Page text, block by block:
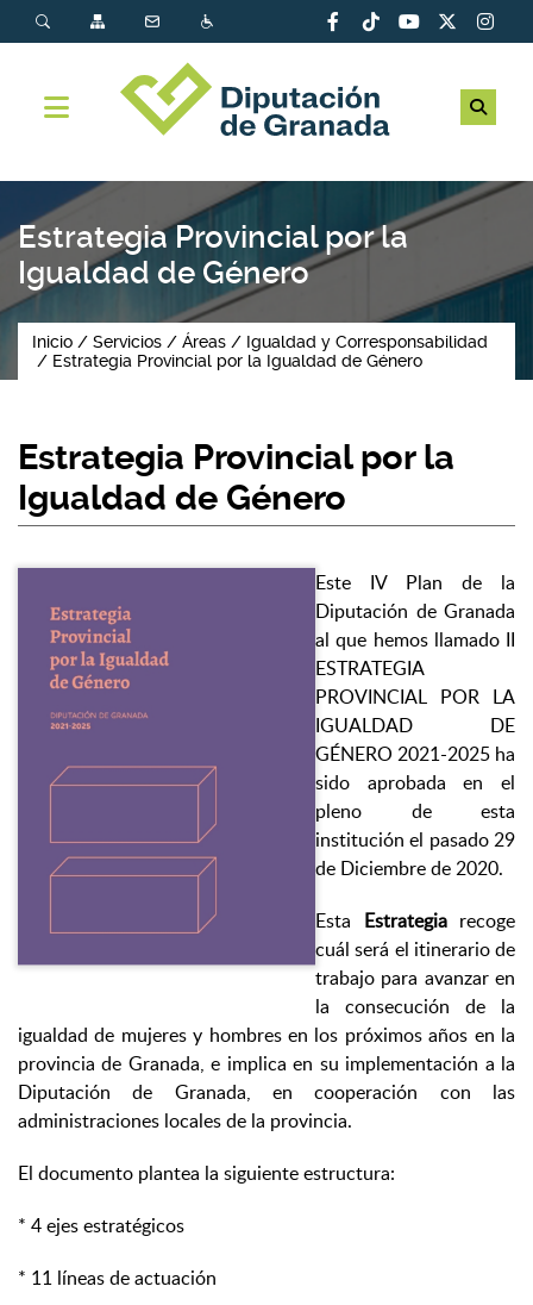
Estrategia Provincial por la
Igualdad de Género
Inicio Servicios Áreas
Igualdad y Corresponsabilidad
Estrategia Provincial por la Igualdad de Género
Estrategia Provincial por la
Igualdad de Género
Este IV Plan de la
Diputación de Granada
al que hemos llamado II
ESTRATEGIA
PROVINCIAL POR LA
IGUALDAD DE
GÉNERO 2021-2025 ha
sido aprobada en el
pleno de esta
institución el pasado 29
de Diciembre de 2020.
Esta Estrategiarecoge
cuál será el itinerario de
trabajo para avanzar en
la consecución de la
igualdad de mujeres y hombres en los próximos años en la
provincia de Granada, e implica en su implementación a la
Diputación de Granada, en cooperación con las
administraciones locales de la provincia.
El documento plantea la siguiente estructura:
* 4 ejes estratégicos
* 11 líneas de actuación